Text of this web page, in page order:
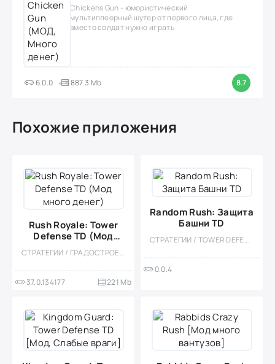
Chickens Gun - юмористический
мультиплеерный шутер от первого лица, где
вместо солдат нужно играть
6.0.0 887.3 Mb 8.7
Похожие приложения
Rush Royale: Tower
Defense TD (Мод
много денег)
СТРАТЕГИИ / ГРАДОСТРОЕНИЕ / МНОГОПОЛЬЗОВАТЕЛЬСКАЯ / СОРЕВНОВАТЕЛЬНАЯ / ОНЛАЙН / ОДНОПОЛЬЗОВАТЕЛЬСКИЕ / СТИЛИЗАЦИЯ / СРЕДНЕВЕКОВЬЕ / ДЛЯ ДЕТЕЙ / МОД / TOWER DEFENCE
37.0.134177 221 Mb
Random Rush: Защита
Башни TD
СТРАТЕГИИ / TOWER DEFENCE / КАЗУАЛЬНЫЕ / МНОГОПОЛЬЗОВАТЕЛЬСКАЯ / СОРЕВНОВАТЕЛЬНАЯ / ОДНОПОЛЬЗОВАТЕЛЬСКИЕ / СТИЛИЗАЦИЯ / ДЛЯ ДЕТЕЙ / МАГИЯ / МОНСТРЫ / ИЗОМЕТРИЯ / МОД
0.0.4